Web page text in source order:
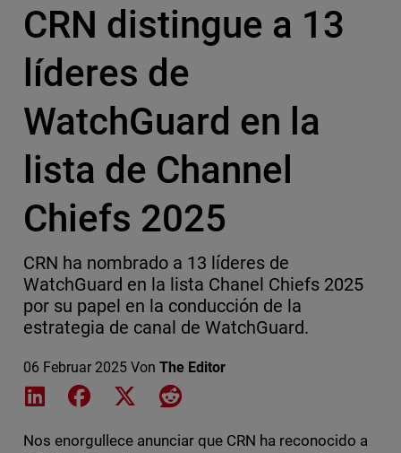
CRN distingue a 13
líderes de
WatchGuard en la
lista de Channel
Chiefs 2025
CRN ha nombrado a 13 líderes de
WatchGuard en la lista Chanel Chiefs 2025
por su papel en la conducción de la
estrategia de canal de WatchGuard.
06 Februar 2025 Von The Editor
Share on LinkedIn
Share on Facebook
Share on XShare on Reddit
Nos enorgullece anunciar que CRN ha reconocido a